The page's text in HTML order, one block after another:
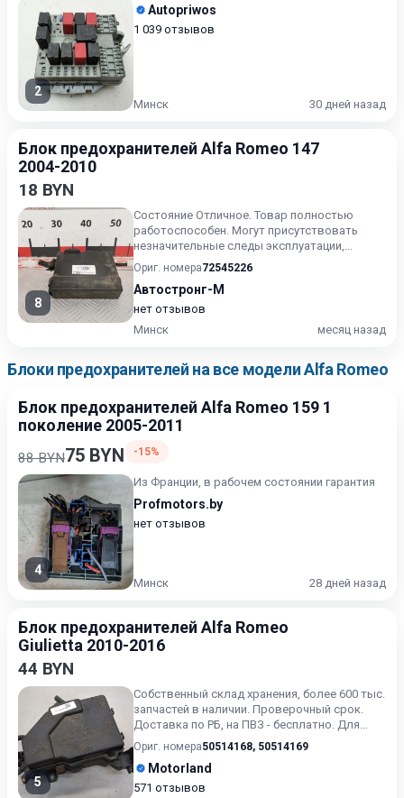
2
Autopriwos
1 039 отзывов
Минск 30 дней назад
Блок предохранителей Alfa Romeo 147
2004-2010
18 BYN
8
Состояние Отличное. Товар полностью
работоспособен. Могут присутствовать
незначительные следы эксплуатации,
царапины на лакокрасочном покрыт...
Ориг. номера72545226
Автостронг-М
нет отзывов
Минск
месяц назад
Блоки предохранителей на все модели Alfa Romeo
Блок предохранителей Alfa Romeo 159 1
поколение 2005-2011
88 BYN75 BYN -15%
4
Из Франции, в рабочем состоянии гарантия
Profmotors.by
нет отзывов
Минск 28 дней назад
Блок предохранителей Alfa Romeo
Giulietta 2010-2016
44 BYN
5
Собственный склад хранения, более 600 тыс.
запчастей в наличии. Проверочный срок.
Доставка по РБ, на ПВЗ - бесплатно. Для
получения актуальн...
Ориг. номера50514168, 50514169
Motorland
571 отзывов